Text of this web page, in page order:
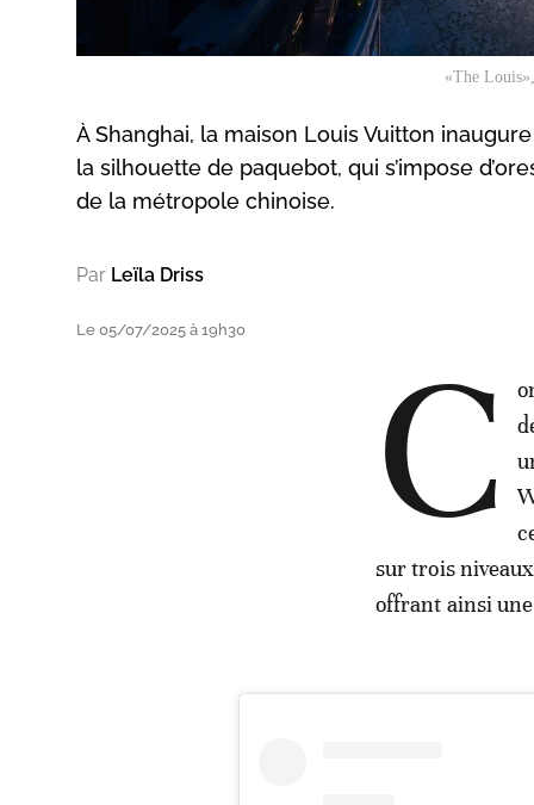
«The
À Shanghai, la maison Louis Vuitton
la silhouette de paquebot, qui s’impose
de la métropole chinoise.
Par Leïla Driss
Le 05/07/2025 à 19h30 C
sur trois
offrant ainsi